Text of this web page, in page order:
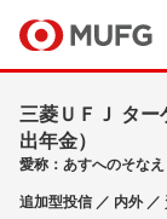
三菱ＵＦＪ タ
出年金）
愛称：あすへのそなえ
追加型投信 ／ 内外 ／